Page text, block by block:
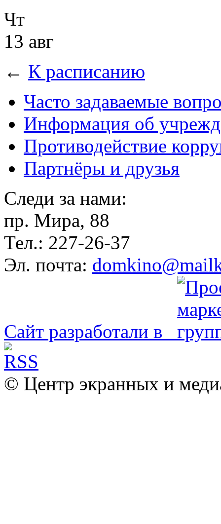
Чт
13 авг
← К расписанию
Часто задаваемые
Информация об
Противодействие
Партнёры и друзья
Следи за нами:
пр. Мира, 88
Тел.: 227-26-37
Эл. почта:
Сайт разработали в
© Центр экранных и